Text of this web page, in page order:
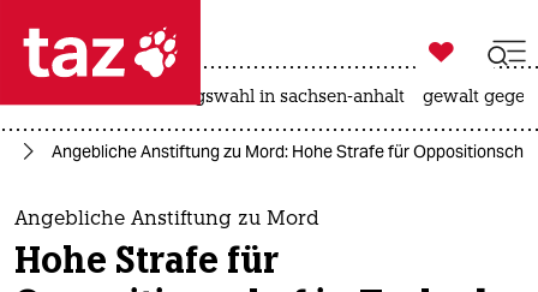
 taz zahl ich
taz zahl ich
themen
politik

taz zahl ich
landtagswahl in sachsen-anhalt gewalt
Angebliche Anstiftung zu Mord: Hohe Strafe für
Angebliche Anstiftung zu Mord
Hohe Strafe für